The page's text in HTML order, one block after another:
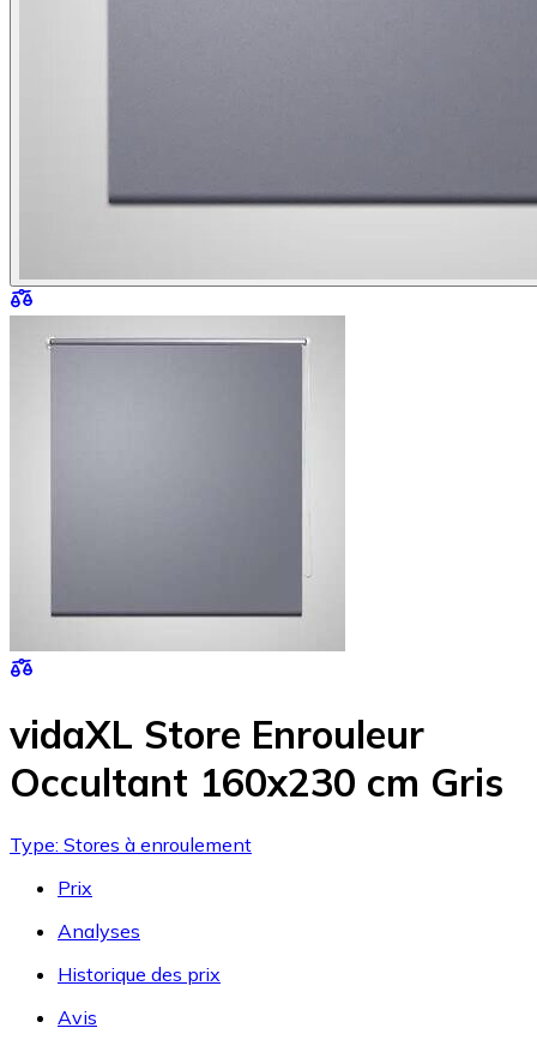
vidaXL Store Enrouleur
Occultant 160x230 cm Gris
Type: Stores à enroulement
Prix
Analyses
Historique des prix
Avis